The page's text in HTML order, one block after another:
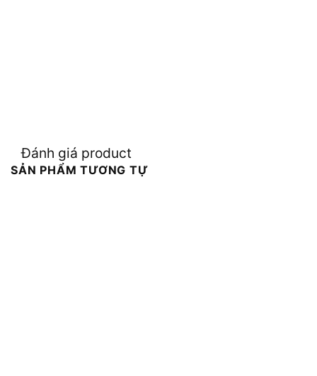
Đánh giá product
SẢN PHẨM TƯƠNG TỰ